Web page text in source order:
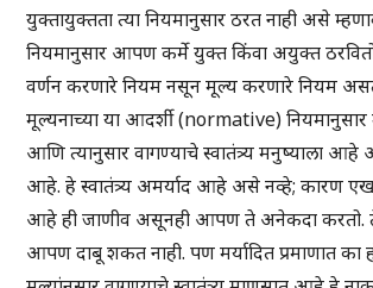
युक्तायुक्तता त्या नियमानुसार ठरत नाही असे
नियमानुसार आपण कर्मे युक्त किंवा अयुक्त
वर्णन करणारे नियम नसून मूल्य करणारे नियम
मूल्यनाच्या या आदर्शी (normative)
आणि त्यानुसार वागण्याचे स्वातंत्र्य मनुष्याला
आहे. हे स्वातंत्र्य अमर्याद आहे असे नव्हे; कारण
आहे ही जाणीव असूनही आपण ते अनेकदा करतो. ते
आपण दाबू शकत नाही. पण मर्यादित प्रमाणात का